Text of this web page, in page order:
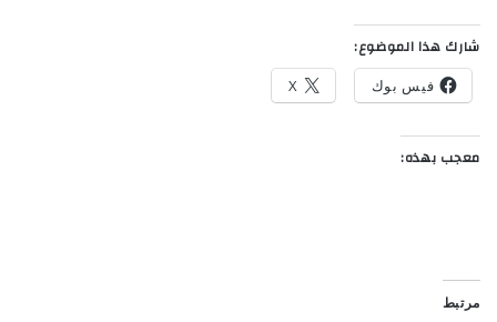
شارك هذا الموضوع:
فيس بوك X
معجب بهذه:
مرتبط